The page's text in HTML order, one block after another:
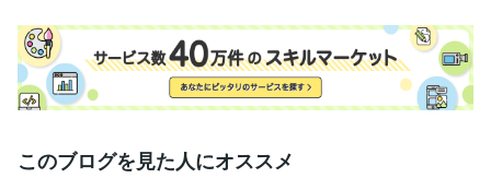
このブログを見た人にオススメ